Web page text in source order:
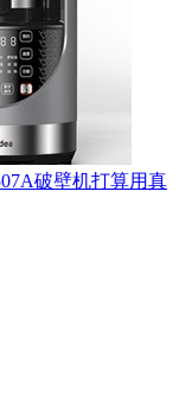
破壁机打算用真